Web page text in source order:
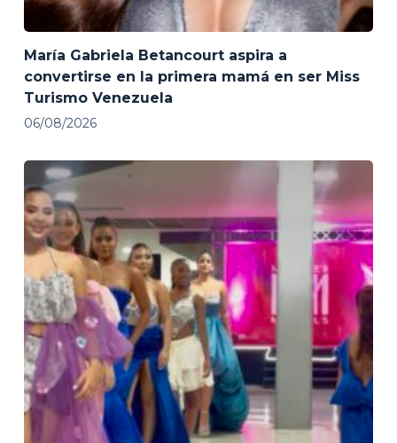
María Gabriela Betancourt aspira a
convertirse en la primera mamá en ser Miss
Turismo Venezuela
06/08/2026